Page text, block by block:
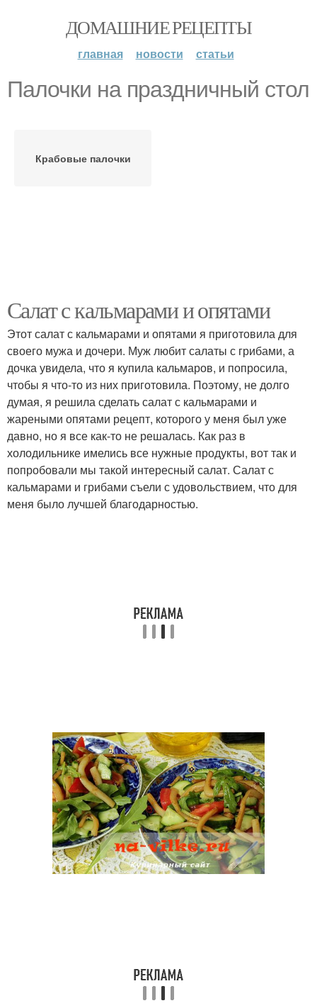
ДОМАШНИЕ РЕЦЕПТЫ
главная новости статьи
Палочки на праздничный стол
Крабовые палочки
Салат с кальмарами и опятами
Этот салат с кальмарами и опятами я приготовила для
своего мужа и дочери. Муж любит салаты с грибами, а
дочка увидела, что я купила кальмаров, и попросила,
чтобы я что-то из них приготовила. Поэтому, не долго
думая, я решила сделать салат с кальмарами и
жареными опятами рецепт, которого у меня был уже
давно, но я все как-то не решалась. Как раз в
холодильнике имелись все нужные продукты, вот так и
попробовали мы такой интересный салат. Салат с
кальмарами и грибами съели с удовольствием, что для
меня было лучшей благодарностью.